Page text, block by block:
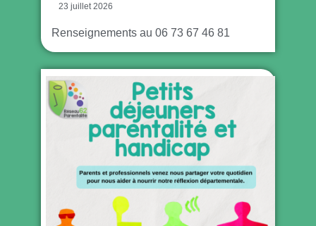
23 juillet 2026
Renseignements au 06 73 67 46 81